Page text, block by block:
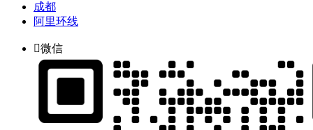
成都
阿里环线
微信